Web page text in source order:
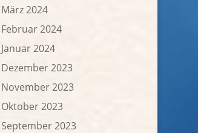
März 2024
Februar 2024
Januar 2024
Dezember 2023
November 2023
Oktober 2023
September 2023